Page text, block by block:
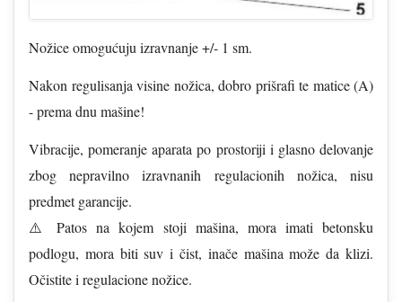
Nožice omogućuju izravnanje +/- 1 sm.
Nakon regulisanja visine nožica, dobro prišrafi te matice (A)
- prema dnu mašine!
Vibracije, pomeranje aparata po prostoriji i glasno delovanje
zbog nepravilno izravnanih regulacionih nožica, nisu
predmet garancije.
⚠️ Patos na kojem stoji mašina, mora imati betonsku
podlogu, mora biti suv i čist, inače mašina može da klizi.
Očistite i regulacione nožice.